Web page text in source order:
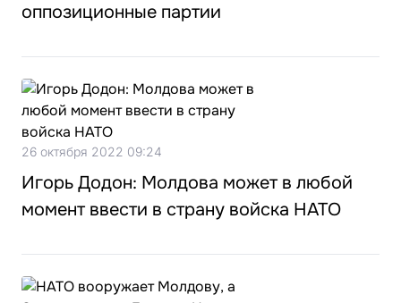
оппозиционные партии
26 октября 2022 09:24
Игорь Додон: Молдова может в любой
момент ввести в страну войска НАТО